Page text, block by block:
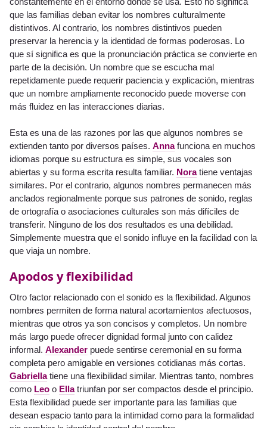
que las familias deban evitar los nombres culturalmente
distintivos. Al contrario, los nombres distintivos pueden
preservar la herencia y la identidad de formas poderosas. Lo
que sí significa es que la pronunciación práctica se convierte en
parte de la decisión. Un nombre que se escucha mal
repetidamente puede requerir paciencia y explicación, mientras
que un nombre ampliamente reconocido puede moverse con
más fluidez en las interacciones diarias.
Esta es una de las razones por las que algunos nombres se
extienden tanto por diversos países. Annafunciona en muchos
idiomas porque su estructura es simple, sus vocales son
abiertas y su forma escrita resulta familiar. Noratiene ventajas
similares. Por el contrario, algunos nombres permanecen más
anclados regionalmente porque sus patrones de sonido, reglas
de ortografía o asociaciones culturales son más difíciles de
transferir. Ninguno de los dos resultados es una debilidad.
Simplemente muestra que el sonido influye en la facilidad con la
que viaja un nombre.
Apodos y flexibilidad
Otro factor relacionado con el sonido es la flexibilidad. Algunos
nombres permiten de forma natural acortamientos afectuosos,
mientras que otros ya son concisos y completos. Un nombre
más largo puede ofrecer dignidad formal junto con calidez
informal. Alexander puede sentirse ceremonial en su forma
completa pero amigable en versiones cotidianas más cortas.
Gabriellatiene una flexibilidad similar. Mientras tanto, nombres
como Leo o Ellatriunfan por ser compactos desde el principio.
Esta flexibilidad puede ser importante para las familias que
desean espacio tanto para la intimidad como para la formalidad